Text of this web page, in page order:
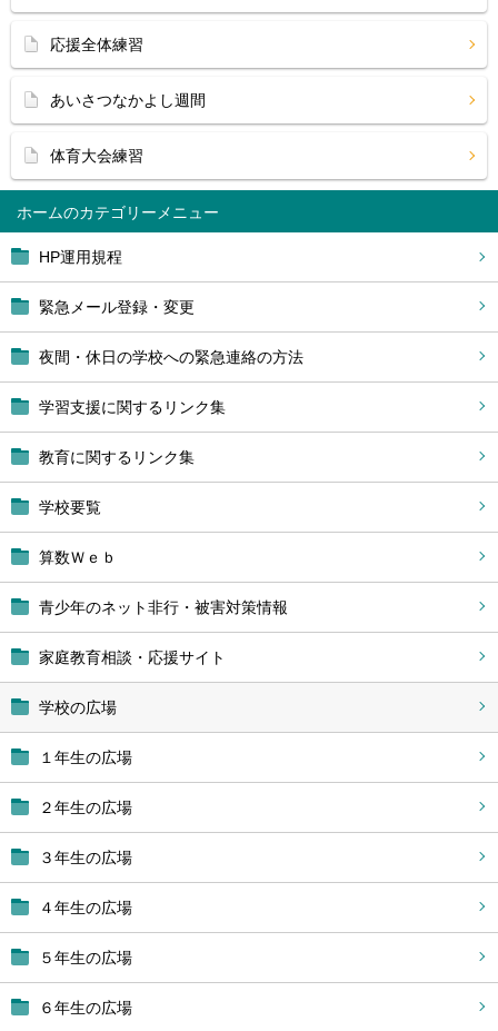
ホーム
HP運用規程
緊急メール登録・変更
夜間・休日の学校への緊急連絡の方法
学習支援に関するリンク集
教育に関するリンク集
学校要覧
算数Ｗｅｂ
青少年のネット非行・被害対策情報
家庭教育相談・応援サイト
学校の広場
１年生の広場
２年生の広場
３年生の広場
４年生の広場
５年生の広場
６年生の広場
応援全体練習
あいさつなかよし週間
体育大会練習